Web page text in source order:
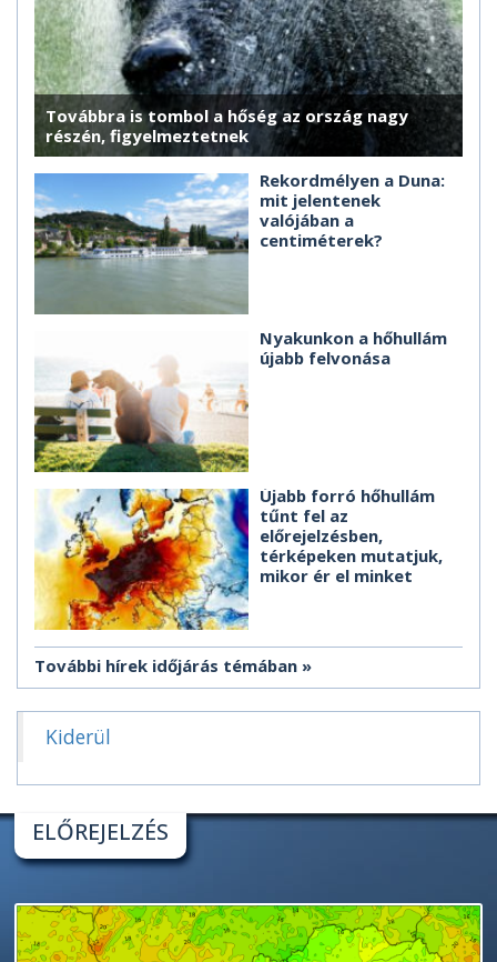
Továbbra is tombol a hőség az ország nagy
részén, figyelmeztetnek
Rekordmélyen a Duna:
mit jelentenek
valójában a
centiméterek?
Nyakunkon a hőhullám
újabb felvonása
Újabb forró hőhullám
tűnt fel az
előrejelzésben,
térképeken mutatjuk,
mikor ér el minket
További hírek időjárás témában
Kiderül
ELŐREJELZÉS